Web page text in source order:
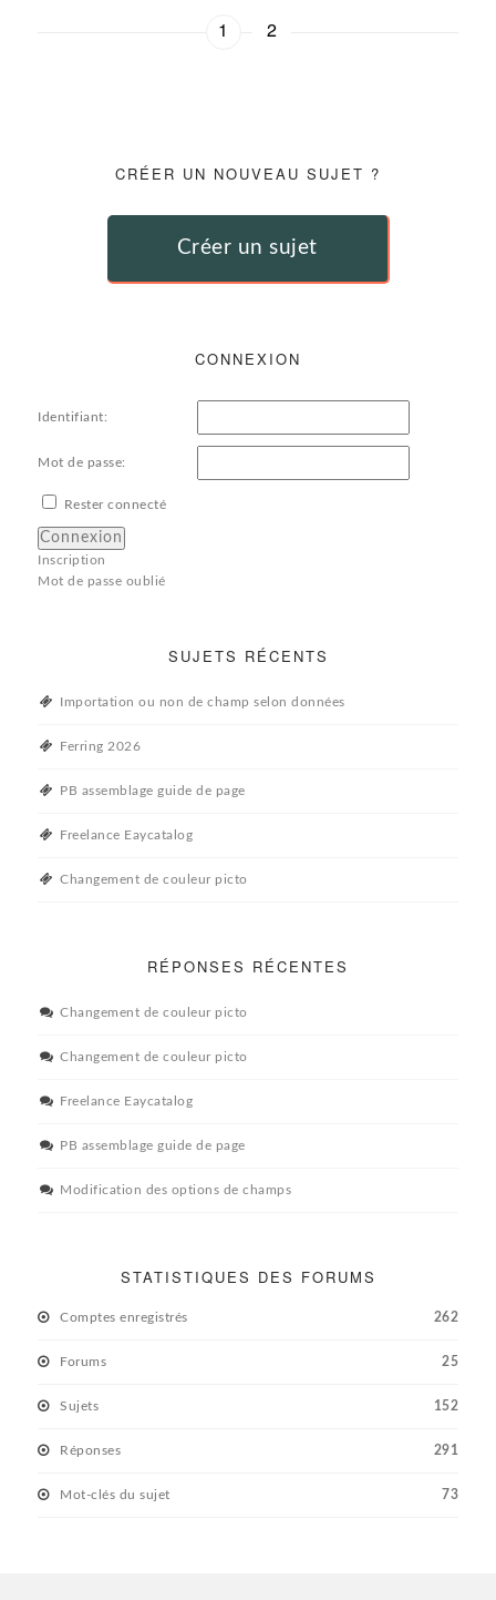
1 2
CRÉER UN NOUVEAU SUJET ?
Créer un sujet
CONNEXION
Identifiant:
Mot de passe:
Rester connecté
Connexion
Inscription
Mot de passe oublié
SUJETS RÉCENTS
Importation ou non de champ selon données
Ferring 2026
PB assemblage guide de page
Freelance Eaycatalog
Changement de couleur picto
RÉPONSES RÉCENTES
Changement de couleur picto
Changement de couleur picto
Freelance Eaycatalog
PB assemblage guide de page
Modification des options de champs
STATISTIQUES DES FORUMS
Comptes enregistrés 262
Forums 25
Sujets 152
Réponses 291
Mot-clés du sujet 73